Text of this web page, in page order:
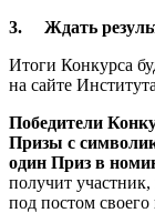
3. Ждать
Итоги Конкурса
на сайте
Победители
Призы с
один Приз в
получит
под постом